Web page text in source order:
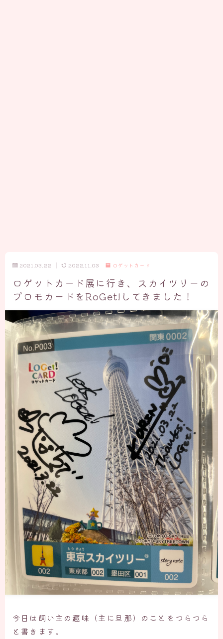
2021.03.22 2022.11.03 ロゲットカード
ロゲットカード展に行き、スカイツリーの
プロモカードをRoGet!してきました！
今日は飼い主の趣味（主に旦那）のことをつらつら
と書きます。